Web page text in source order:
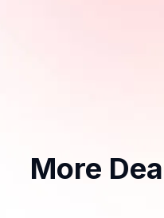
More